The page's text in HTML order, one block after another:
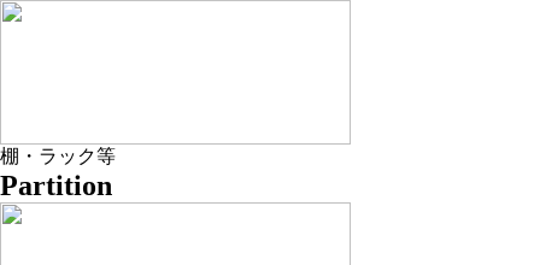
棚・ラック等
Partition